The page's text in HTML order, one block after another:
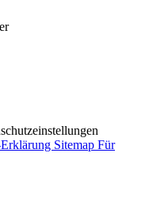
Sitemap Für